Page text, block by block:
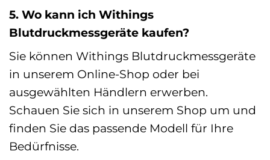
5. Wo kann ich Withings
Blutdruckmessgeräte kaufen?
Sie können Withings Blutdruckmessgeräte
in unserem Online-Shop oder bei
ausgewählten Händlern erwerben.
Schauen Sie sich in unserem Shop um und
finden Sie das passende Modell für Ihre
Bedürfnisse.